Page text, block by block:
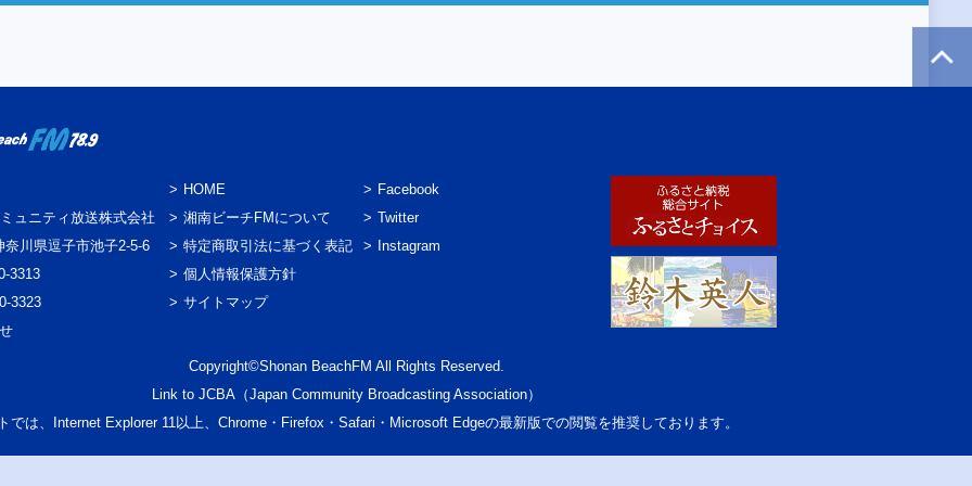
ュニティ放送株式会社
奈川県逗子市池子2-5-6
3313
3323
HOME
湘南ビーチFMについて
特定商取引法に基づく表記
個人情報保護方針
サイトマップ
Facebook
Twitter
Instagram
Copyright©Shonan BeachFM All Rights Reserved.
Link to JCBA（Japan Community Broadcasting Association）
では、Internet Explorer 11以上、Chrome・Firefox・Safari・Microsoft Edgeの最新版での閲覧を推奨しております。